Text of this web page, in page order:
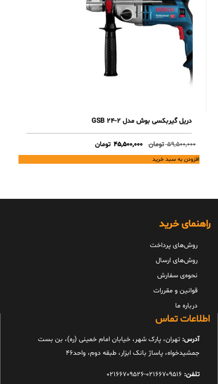
دریل گیربکسی بوش مدل GSB 24-2
59,500,000 تومان
Original
price
was:
45,500,000 تومانCurrent
price
is:
افزودن به سبد خرید
راهنمای خرید
روش‌های پرداخت
روش‌های ارسال
نحوه‌ی سفارش
قوانین و مقررات
درباره ما
اطلاعات تماس
آدرس: تهران، پارک شهر، خیابان امام خمینی (ره)، بن بست
جمشیدخواه، پاساژ بانک ابزار، طبقه دوم، واحد46
تلفن: